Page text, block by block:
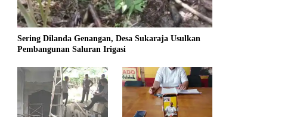
Sering Dilanda Genangan, Desa Sukaraja Usulkan
Pembangunan Saluran Irigasi